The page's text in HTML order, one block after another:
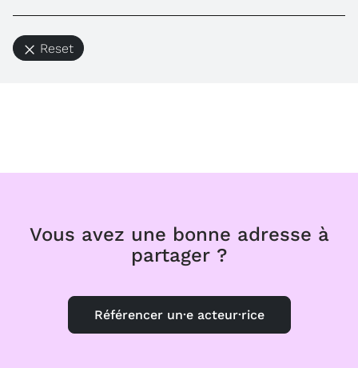
Reset
Vous avez une bonne adresse à
partager ?
Référencer un·e acteur·rice